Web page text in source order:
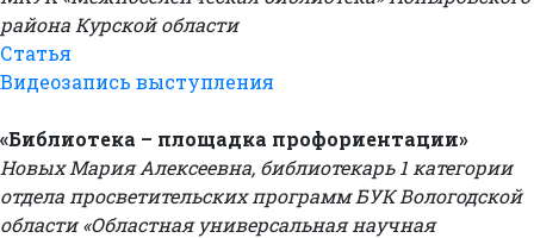
района Курской области
Статья
Видеозапись выступления
«Библиотека – площадка профориентации»
Новых Мария Алексеевна, библиотекарь 1 категории
отдела просветительских программ БУК Вологодской
области «Областная универсальная научная